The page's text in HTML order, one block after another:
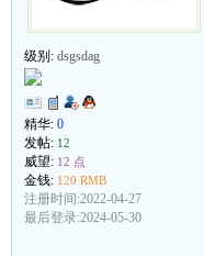
级别: dsgsdag
精华: 0
发帖: 12
威望: 12 点
金钱: 120 RMB
注册时间:2022-04-27
最后登录:2024-05-30